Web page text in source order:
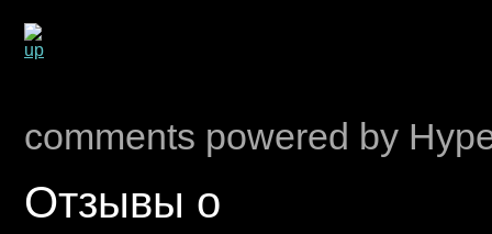
comments powered by
Отзывы о